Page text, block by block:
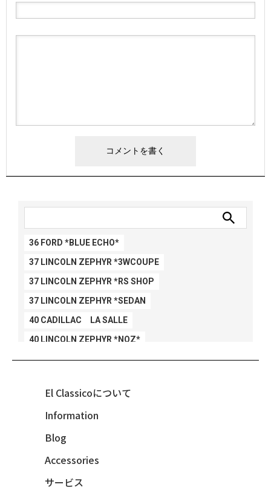
36 FORD *BLUE ECHO*
37 LINCOLN ZEPHYR *3WCOUPE
37 LINCOLN ZEPHYR *RS SHOP
37 LINCOLN ZEPHYR *SEDAN
40 CADILLAC LA SALLE
40 LINCOLN ZEPHYR *NOZ*
40 LINCOLN ZEPHYR *V12*
47 CHEVY FLEETMASTER CONV
48 CHEVY 3100 *Q-CHINCO
48 CHEVY FLEET AEROSEDAN
48 CHEVY FLEETMASTER CONV
El Classicoについて
Information
Blog
Accessories
サービス